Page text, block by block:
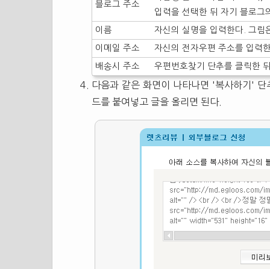
블로그 주소
입력을 선택한 뒤 자기 블로그
이름 자신의 실명을 입력한다. 그림
이메일 주소 자신의 전자우편 주소를 입력
배송시 주소 우편번호찾기 단추를 클릭한
다음과 같은 화면이 나타나면 '복사하기'
드를 붙여넣고 글을 올리면 된다.